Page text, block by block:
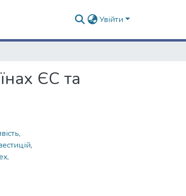
Увійти
ЄС та
,
,
,